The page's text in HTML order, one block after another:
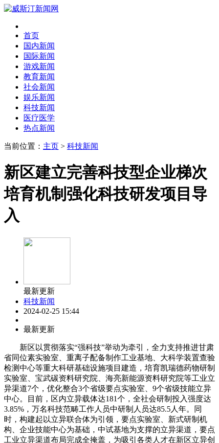
首页
国内新闻
国际新闻
游戏新闻
教育新闻
社会新闻
娱乐新闻
科技新闻
医疗医学
热点新闻
当前位置： 主页 > 科技新闻
新区建立完善科技型企业梯次
培育机制强化科技研发项目导
入
最新更新
科技新闻
2024-02-25 15:44
最新更新
新区以贯彻落实“强科技”举动为牵引，全力支持推进甘肃
省同位素实验室、重离子配备制作工业基地、大科学装置查验
检测中心等重大科研基础设施项目建造，培育凯瑞德药物研制
实验室、宝武碳资料研究院、海亮新能源资料研究院等工业立
异渠道7个，优化整合3个省级要点实验室、9个省级技能立异
中心。目前，区内立异载体达181个，全社会研制投入强度达
3.85%，万名科技范畴工作人员中研制人员达85.5人年。同
时，构建起以立异联合体为引领，要点实验室、新式研制机
构、企业技能中心为基础，中试基地为支撑的立异渠道，要点
工业立异渠道布局完成全掩盖，为吸引各类人才在新区立异创